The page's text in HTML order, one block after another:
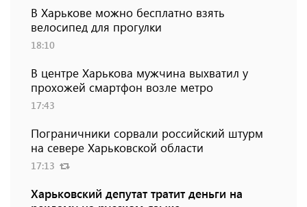
В Харькове можно бесплатно взять
велосипед для прогулки
18:10
В центре Харькова мужчина выхватил у
прохожей смартфон возле метро
17:43
Пограничники сорвали российский штурм
на севере Харьковской области
17:13
Харьковский депутат тратит деньги на